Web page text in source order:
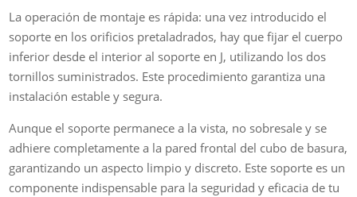
La operación de montaje es rápida: una vez introducido el
soporte en los orificios pretaladrados, hay que fijar el cuerpo
inferior desde el interior al soporte en J, utilizando los dos
tornillos suministrados. Este procedimiento garantiza una
instalación estable y segura.
Aunque el soporte permanece a la vista, no sobresale y se
adhiere completamente a la pared frontal del cubo de basura,
garantizando un aspecto limpio y discreto. Este soporte es un
componente indispensable para la seguridad y eficacia de tu